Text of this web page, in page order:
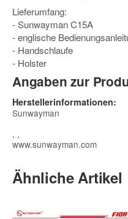
Lieferumfang:
- Sunwayman C15A
- englische
- Handschlaufe
- Holster
Angaben zur
Herstellerinformationen:
Sunwayman
, ,
www.sunwayman.com
Ähnliche Artikel